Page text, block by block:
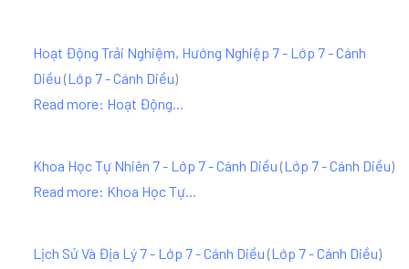
Hoạt Động Trải Nghiệm, Hướng Nghiệp 7 - Lớp 7 - Cánh
Diều (Lớp 7 - Cánh Diều)
Read more: Hoạt Động...
Khoa Học Tự Nhiên 7 - Lớp 7 - Cánh Diều (Lớp 7 - Cánh Diều)
Read more: Khoa Học Tự...
Lịch Sử Và Địa Lý 7 - Lớp 7 - Cánh Diều (Lớp 7 - Cánh Diều)